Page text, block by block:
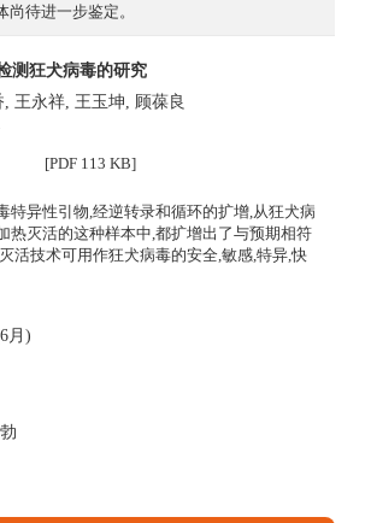
尚待进一步鉴定。
测狂犬病毒的研究
,王永祥,王玉坤, 顾葆良
[PDF 113 KB]
特异性引物,经逆转录和循环的扩增,从狂犬病
热灭活的这种样本中,都扩增出了与预期相符
活技术可用作狂犬病毒的安全,敏感,特异,快
月)